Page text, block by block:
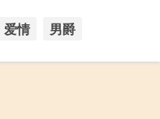
爱情 男爵